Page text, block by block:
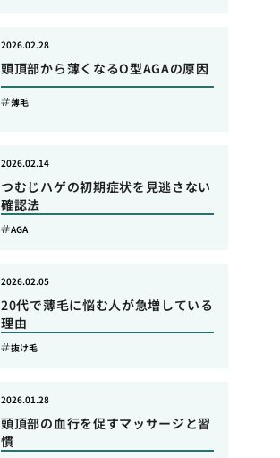
頭頂部から薄くなるO型AGAの原因
2026.02.28
薄毛
つむじハゲの初期症状を見逃さない
確認法
2026.02.14
AGA
20代で薄毛に悩む人が急増している
理由
2026.02.05
抜け毛
頭頂部の血行を促すマッサージと習
慣
2026.01.28